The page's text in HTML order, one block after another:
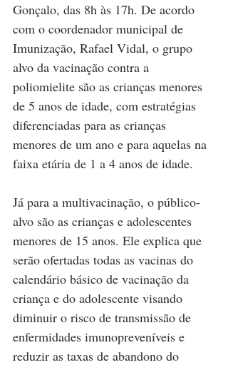
Gonçalo, das 8h às 17h. De acordo
com o coordenador municipal de
Imunização, Rafael Vidal, o grupo
alvo da vacinação contra a
poliomielite são as crianças menores
de 5 anos de idade, com estratégias
diferenciadas para as crianças
menores de um ano e para aquelas na
faixa etária de 1 a 4 anos de idade.
Já para a multivacinação, o público-
alvo são as crianças e adolescentes
menores de 15 anos. Ele explica que
serão ofertadas todas as vacinas do
calendário básico de vacinação da
criança e do adolescente visando
diminuir o risco de transmissão de
enfermidades imunopreveníveis e
reduzir as taxas de abandono do